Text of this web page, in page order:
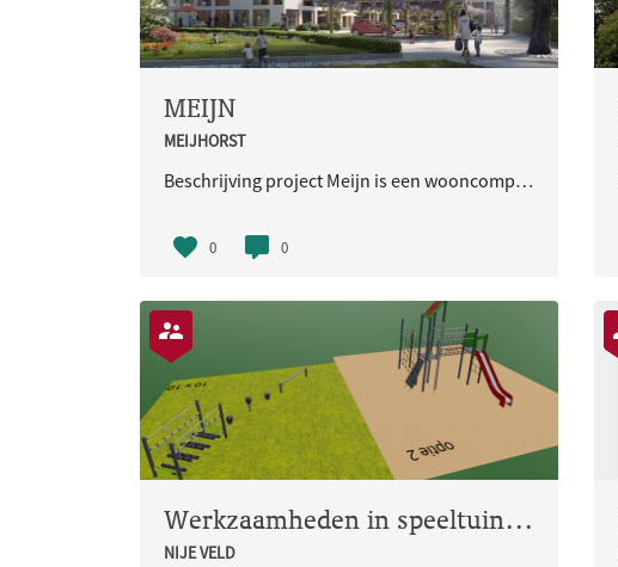
MEIJN
MEIJHORST
Beschrijving project Meijn is een wooncomplex dat bestaat uit 48 appartementen en 9 duplexwoningen. De appartementen hebben een woonoppervlak tussen circa 54 en 83 m² en krijgen ruime balkons en grote ramen. Het appartementendeel is rolstoeltoeg
0 0
Werkzaamheden in speeltuin ’t Genestetje vanaf vrijdag 22 mei 2026
NIJE VELD